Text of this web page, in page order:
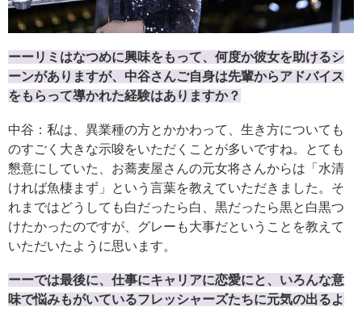
ーーリミはなつめに興味をもって、何度か彼女を助けるシ
ーンがありますが、中谷さんご自身は先輩からアドバイス
をもらって導かれた経験はありますか？
中谷：私は、異業種の方とかかわって、生き方についても
のすごく大きな示唆をいただくことが多いですね。とても
懇意にしていた、お蕎麦屋さんの元女将さんからは「水清
ければ魚棲まず」という言葉を教えていただきました。そ
れまではどうしても白だったら白、黒だったら黒と白黒つ
けたかったのですが、グレーも大事だということを教えて
いただいたように思います。
ーーでは最後に、仕事にキャリアに恋愛にと、いろんな意
味で悩みもがいているフレッシャーズたちに元気の出るよ